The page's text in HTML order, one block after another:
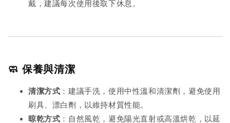
戴，建議每次使用後取下休息。
🧼 保養與清潔
清潔方式 ：建議手洗，使用中性溫和清潔劑，避免使用
刷具、漂白劑，以維持材質性能。
晾乾方式 ：自然風乾，避免陽光直射或高溫烘乾，以延